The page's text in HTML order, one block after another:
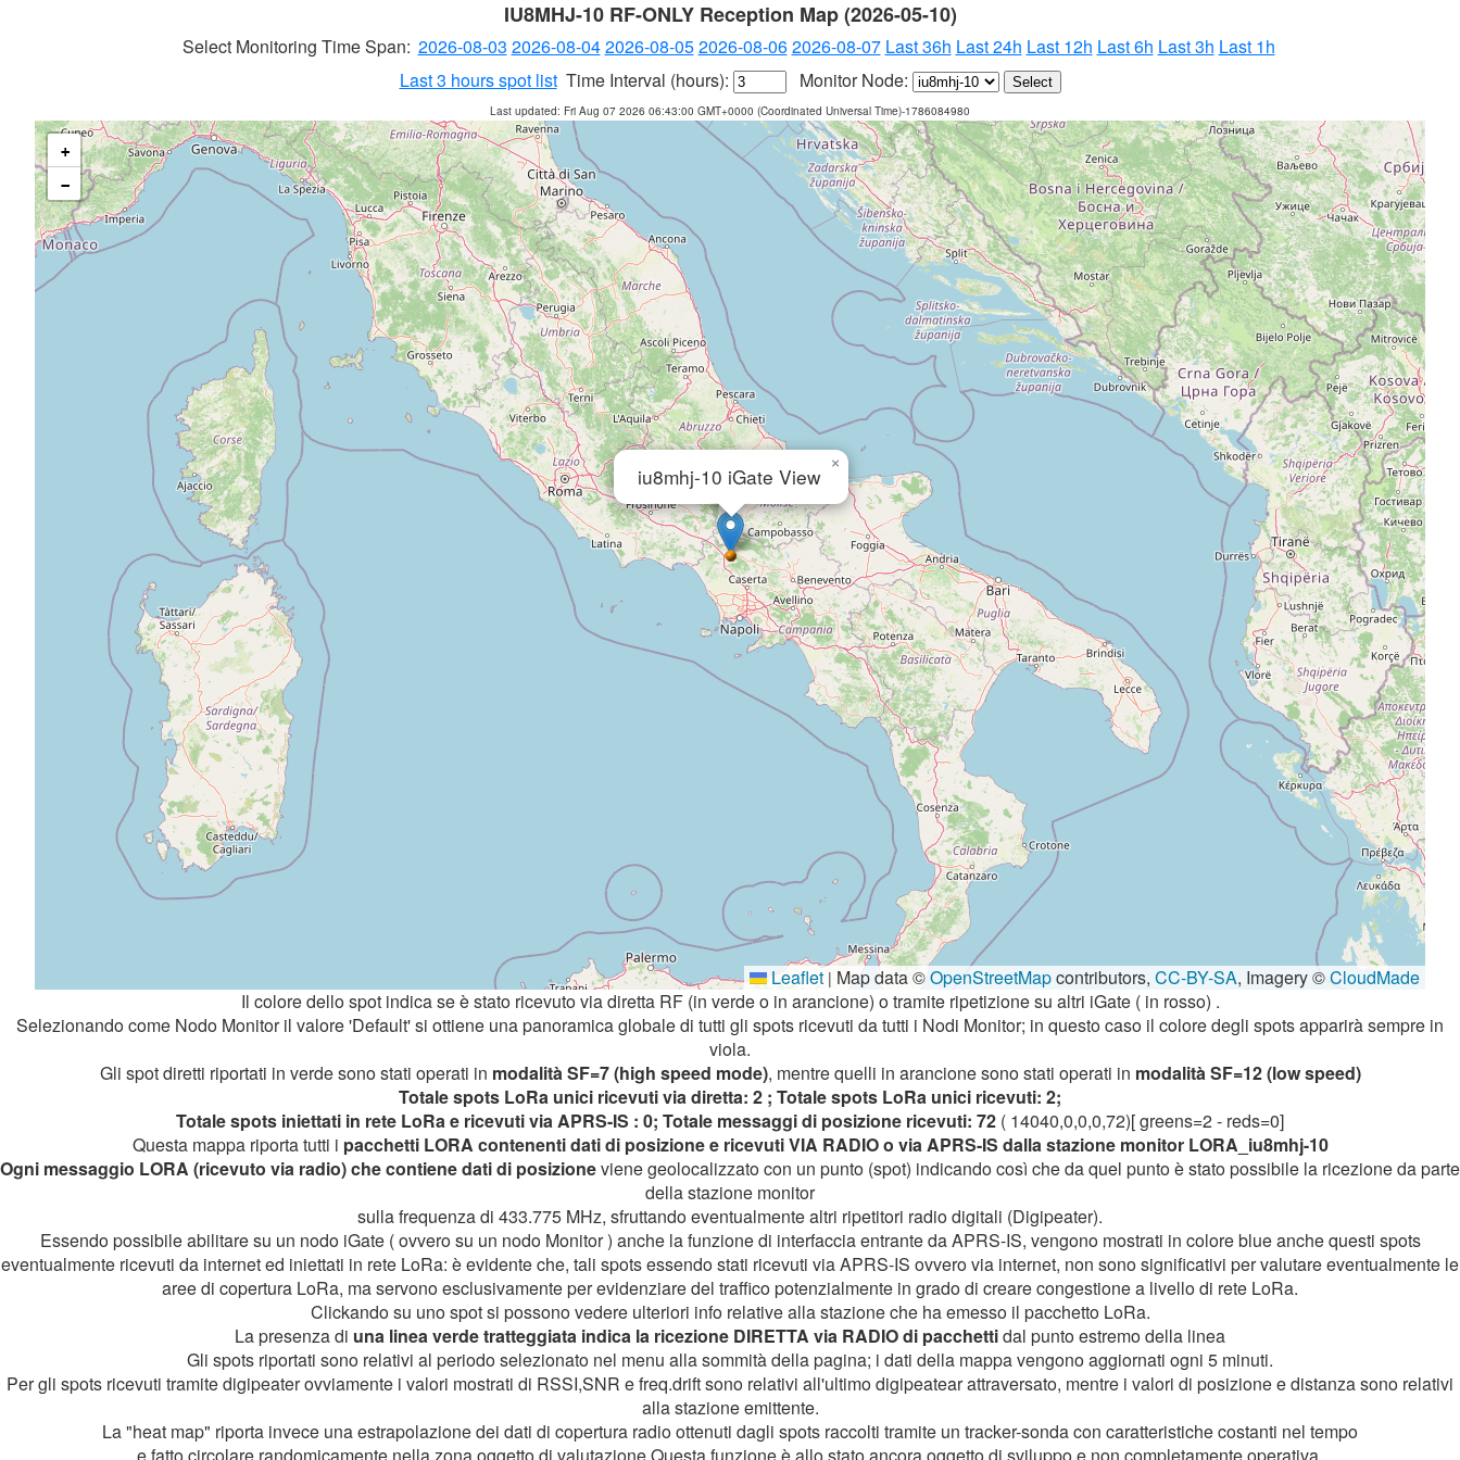
IU8MHJ-10 RF-ONLY Reception Map (2026-05-10)
Select Monitoring Time Span: 2026-08-03 2026-08-042026-08-052026-08-062026-08-07 Last 36h Last 24h Last 12h Last 6h Last 3h Last 1h
Last 3 hours spot list Time Interval (hours): Monitor Node:
Last updated: Fri Aug 07 2026 06:43:00 GMT+0000 (Coordinated Universal Time)-1786084980
iu8mhj-10 iGate View ×
+
−
Leaflet | Map data ©OpenStreetMapcontributors, CC-BY-SA, Imagery ©CloudMade
Il colore dello spot indica se è stato ricevuto via diretta RF (in verde o in arancione) o tramite ripetizione su altri iGate ( in rosso) .
Selezionando come Nodo Monitor il valore 'Default' si ottiene una panoramica globale di tutti gli spots ricevuti da tutti i Nodi Monitor; in questo caso il colore degli spots apparirà sempre in
viola.
Gli spot diretti riportati in verde sono stati operati in modalità SF=7 (high speed mode), mentre quelli in arancione sono stati operati in modalità SF=12 (low speed)
Totale spots LoRa unici ricevuti via diretta: 2 ; Totale spots LoRa unici ricevuti: 2;
Totale spots iniettati in rete LoRa e ricevuti via APRS-IS : 0; Totale messaggi di posizione ricevuti: 72 ( 14040,0,0,0,72)[ greens=2 - reds=0]
Questa mappa riporta tutti i pacchetti LORA contenenti dati di posizione e ricevuti VIA RADIO o via APRS-IS dalla stazione monitor LORA_iu8mhj-10
Ogni messaggio LORA (ricevuto via radio) che contiene dati di posizioneviene geolocalizzato con un punto (spot) indicando così che da quel punto è stato possibile la ricezione da parte
della stazione monitor
sulla frequenza di 433.775 MHz, sfruttando eventualmente altri ripetitori radio digitali (Digipeater).
Essendo possibile abilitare su un nodo iGate ( ovvero su un nodo Monitor ) anche la funzione di interfaccia entrante da APRS-IS, vengono mostrati in colore blue anche questi spots
eventualmente ricevuti da internet ed iniettati in rete LoRa: è evidente che, tali spots essendo stati ricevuti via APRS-IS ovvero via internet, non sono significativi per valutare eventualmente le
aree di copertura LoRa, ma servono esclusivamente per evidenziare del traffico potenzialmente in grado di creare congestione a livello di rete LoRa.
Clickando su uno spot si possono vedere ulteriori info relative alla stazione che ha emesso il pacchetto LoRa.
La presenza di una linea verde tratteggiata indica la ricezione DIRETTA via RADIO di pacchettidal punto estremo della linea
Gli spots riportati sono relativi al periodo selezionato nel menu alla sommità della pagina; i dati della mappa vengono aggiornati ogni 5 minuti.
Per gli spots ricevuti tramite digipeater ovviamente i valori mostrati di RSSI,SNR e freq.drift sono relativi all'ultimo digipeatear attraversato, mentre i valori di posizione e distanza sono relativi
alla stazione emittente.
La "heat map" riporta invece una estrapolazione dei dati di copertura radio ottenuti dagli spots raccolti tramite un tracker-sonda con caratteristiche costanti nel tempo